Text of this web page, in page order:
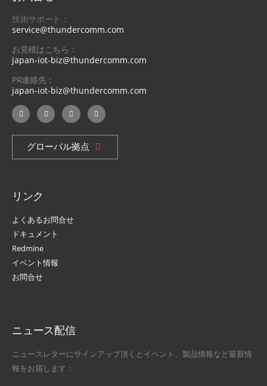
技術サポート：
service@thundercomm.com
お見積はこちら：
japan-iot-biz@thundercomm.com
PR連絡先：
japan-iot-biz@thundercomm.com
グローバル拠点
リンク
よくあるお問合せ
ドキュメント
Redmine
イベント情報
お問合せ
ニュース配信
ニュースレターにサインアップ頂くとイベント、製品情報など最新情
報をお届します：